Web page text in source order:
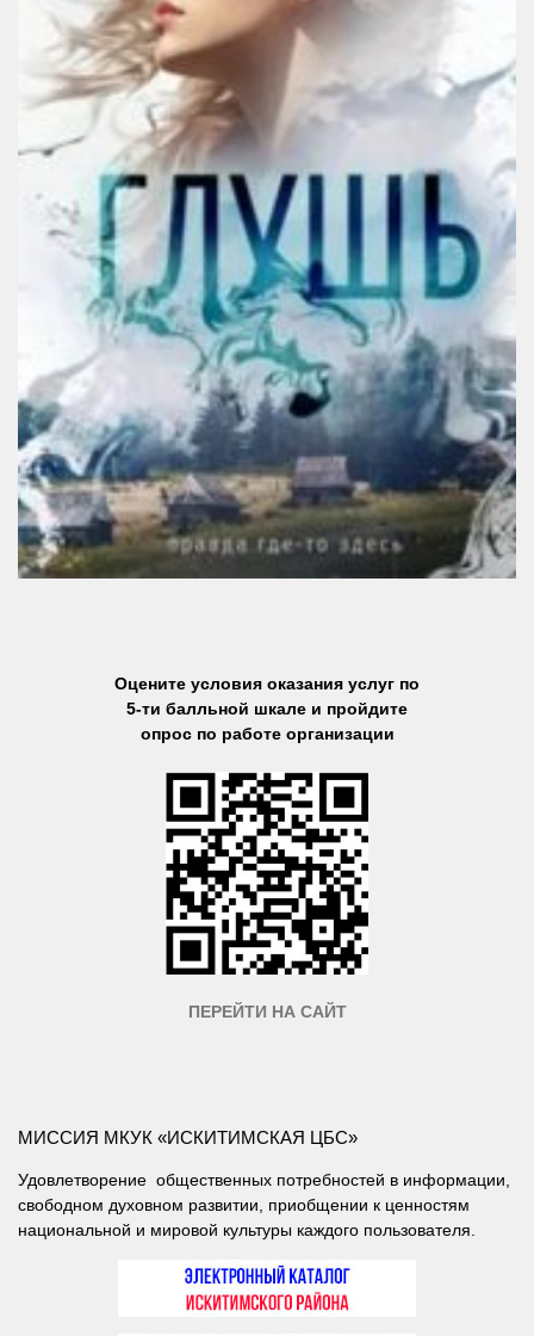
Оцените условия оказания услуг по
5-ти балльной шкале и пройдите
опрос по работе организации
ПЕРЕЙТИ НА САЙТ
МИССИЯ МКУК «ИСКИТИМСКАЯ ЦБС»
Удовлетворение общественных потребностей в информации,
свободном духовном развитии, приобщении к ценностям
национальной и мировой культуры каждого пользователя.